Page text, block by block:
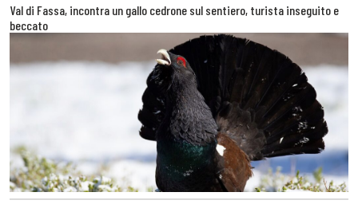
Val di Fassa, incontra un gallo cedrone sul sentiero, turista inseguito e
beccato